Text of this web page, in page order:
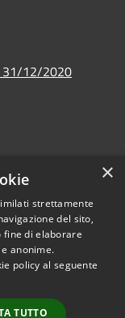
31/12/2020
© 2026 • Comune di
• Powered by
• Accesso
×
strettamente
del sito,
fine di elaborare
anonime.
policy al seguente
TUTTO